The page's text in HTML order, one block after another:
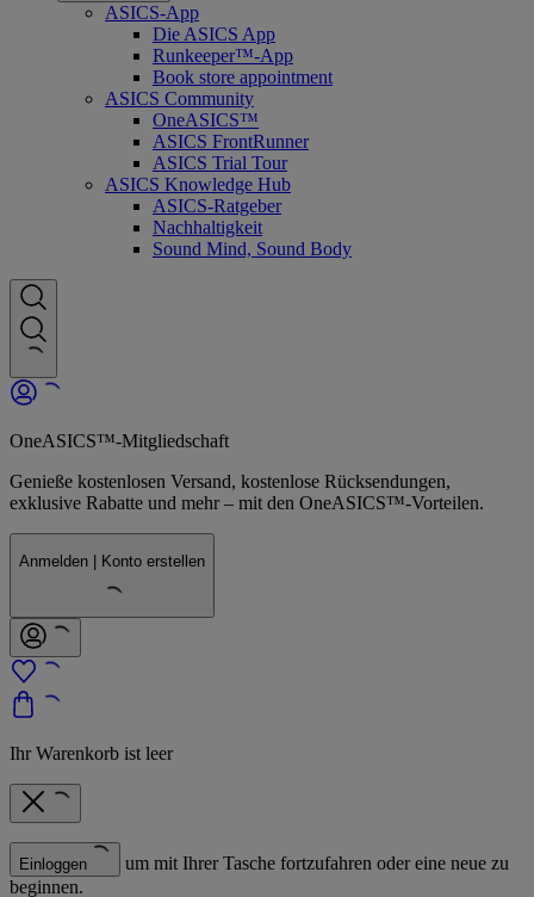
ASICS-App
Die ASICS App
Runkeeper™-App
Book store appointment
ASICS Community
OneASICS™
ASICS FrontRunner
ASICS Trial Tour
ASICS Knowledge Hub
ASICS-Ratgeber
Nachhaltigkeit
Sound Mind, Sound Body
OneASICS™-Mitgliedschaft
Genieße kostenlosen Versand, kostenlose Rücksendungen,
exklusive Rabatte und mehr – mit den OneASICS™-Vorteilen.
Anmelden | Konto erstellen
Ihr Warenkorb ist leer
Einloggen
um mit Ihrer Tasche fortzufahren oder eine neue zu
beginnen.